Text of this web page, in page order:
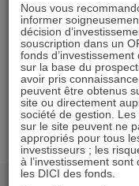
Pour en savoir
lieux de ces
Valérie Salomon
Nous vous
informer
décision
souscription dans un
fonds d’investissement
sur la base du
avoir pris
peuvent être obtenus
site ou directement
société de gestion. Les
sur le site peuvent ne
appropriés pour tous
investisseurs ; les
à l’investissement sont
les DICI des fonds.